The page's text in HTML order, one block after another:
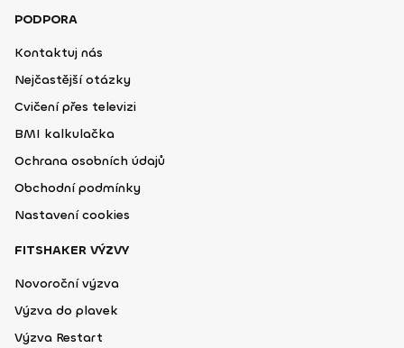
PODPORA
Kontaktuj nás
Nejčastější otázky
Cvičení přes televizi
BMI kalkulačka
Ochrana osobních údajů
Obchodní podmínky
Nastavení cookies
FITSHAKER VÝZVY
Novoroční výzva
Výzva do plavek
Výzva Restart